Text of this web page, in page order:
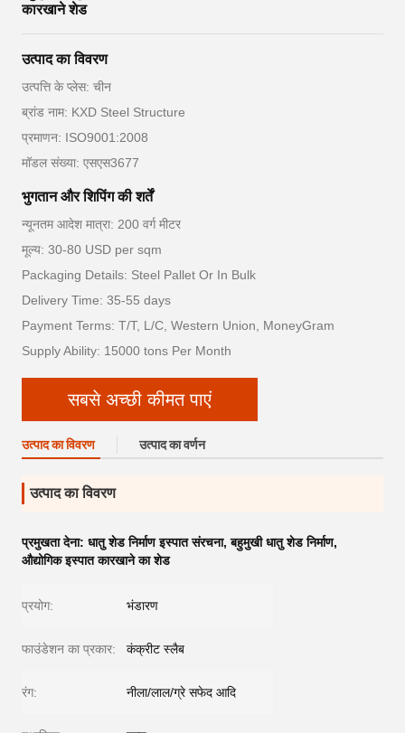
कारखाने शेड
उत्पाद का विवरण
उत्पत्ति के प्लेस: चीन
ब्रांड नाम: KXD Steel Structure
प्रमाणन: ISO9001:2008
मॉडल संख्या: एसएस3677
भुगतान और शिपिंग की शर्तें
न्यूनतम आदेश मात्रा: 200 वर्ग मीटर
मूल्य: 30-80 USD per sqm
Packaging Details: Steel Pallet Or In Bulk
Delivery Time: 35-55 days
Payment Terms: T/T, L/C, Western Union, MoneyGram
Supply Ability: 15000 tons Per Month
सबसे अच्छी कीमत पाएं
उत्पाद का विवरण उत्पाद का वर्णन
उत्पाद का विवरण
प्रमुखता देना: धातु शेड निर्माण इस्पात संरचना,बहुमुखी धातु शेड निर्माण,
औद्योगिक इस्पात कारखाने का शेड
प्रयोग: भंडारण
फाउंडेशन का प्रकार: कंक्रीट स्लैब
रंग: नीला/लाल/ग्रे सफेद आदि